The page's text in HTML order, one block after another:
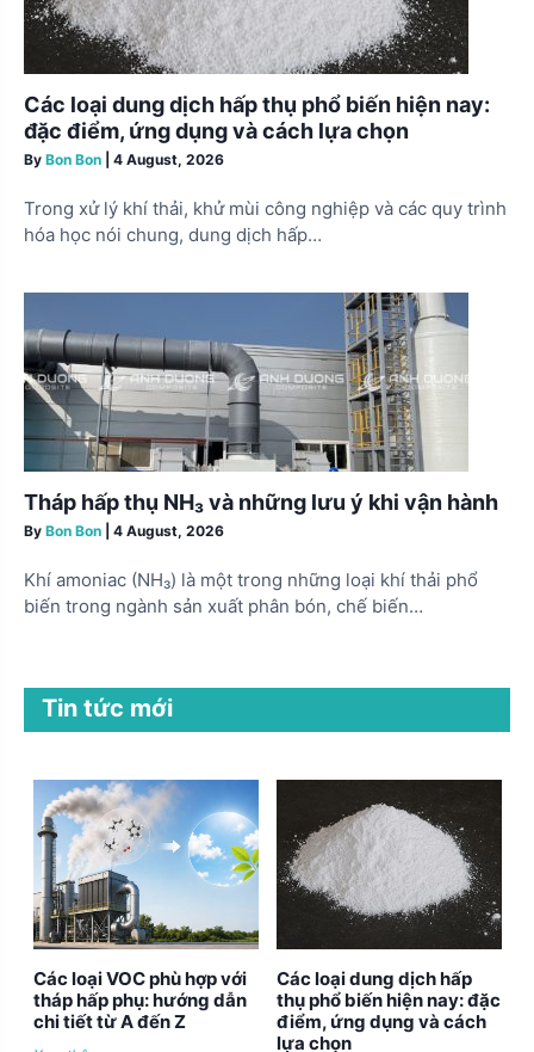
Các loại dung dịch hấp thụ phổ biến hiện nay:
đặc điểm, ứng dụng và cách lựa chọn
By Bon Bon 4 August, 2026
Trong xử lý khí thải, khử mùi công nghiệp và các quy trình
hóa học nói chung, dung dịch hấp…
Tháp hấp thụ NH₃ và những lưu ý khi vận hành
By Bon Bon 4 August, 2026
Khí amoniac (NH₃) là một trong những loại khí thải phổ
biến trong ngành sản xuất phân bón, chế biến…
Tin tức mới
Các loại VOC phù hợp với
tháp hấp phụ: hướng dẫn
chi tiết từ A đến Z
Các loại dung dịch hấp
thụ phổ biến hiện nay: đặc
điểm, ứng dụng và cách
lựa chọn